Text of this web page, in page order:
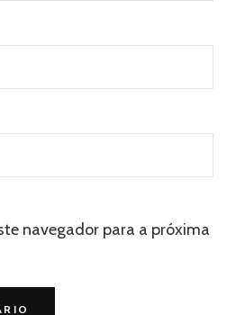
navegador para a próxima